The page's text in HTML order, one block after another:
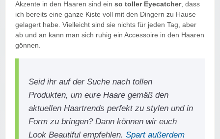
Akzente in den Haaren sind ein so toller Eyecatcher, dass
ich bereits eine ganze Kiste voll mit den Dingern zu Hause
gelagert habe. Vielleicht sind sie nichts für jeden Tag, aber
ab und an kann man sich ruhig ein Accessoire in den Haaren
gönnen.
Seid ihr auf der Suche nach tollen
Produkten, um eure Haare gemäß den
aktuellen Haartrends perfekt zu stylen und in
Form zu bringen? Dann können wir euch
Look Beautiful empfehlen.Spart außerdem